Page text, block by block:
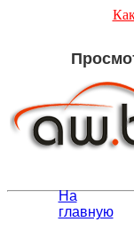
На
главную